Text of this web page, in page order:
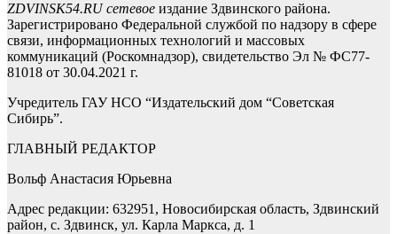
ZDVINSK54.RU сетевое издание Здвинского района.
Зарегистрировано Федеральной службой по надзору в сфере
связи, информационных технологий и массовых
коммуникаций (Роскомнадзор), свидетельство Эл № ФС77-
81018 от 30.04.2021 г.
Учредитель ГАУ НСО “Издательский дом “Советская
Сибирь”.
ГЛАВНЫЙ РЕДАКТОР
Вольф Анастасия Юрьевна
Адрес редакции: 632951, Новосибирская область, Здвинский
район, с. Здвинск, ул. Карла Маркса, д. 1